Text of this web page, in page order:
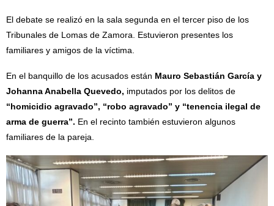
El debate se realizó en la sala segunda en el tercer piso de los
Tribunales de Lomas de Zamora. Estuvieron presentes los
familiares y amigos de la víctima.
En el banquillo de los acusados están Mauro Sebastián García y
Johanna Anabella Quevedo, imputados por los delitos de
“homicidio agravado”, “robo agravado” y “tenencia ilegal de
arma de guerra”. En el recinto también estuvieron algunos
familiares de la pareja.